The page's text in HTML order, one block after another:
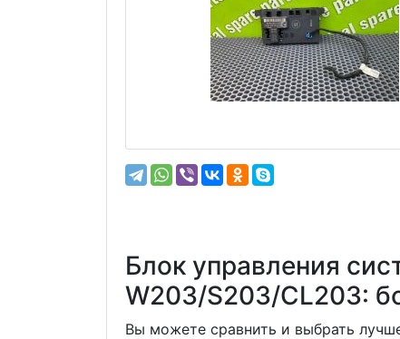
Блок управления
W203/S203/CL203:
Вы можете сравнить и выбрать